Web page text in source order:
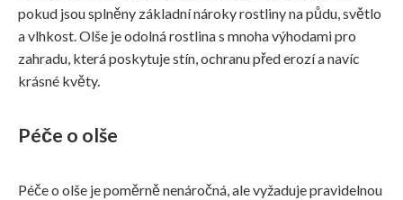
pokud jsou splněny základní nároky rostliny na půdu, světlo
a vlhkost. Olše je odolná rostlina s mnoha výhodami pro
zahradu, která poskytuje stín, ochranu před erozí a navíc
krásné květy.
Péče o olše
Péče o olše je poměrně nenáročná, ale vyžaduje pravidelnou